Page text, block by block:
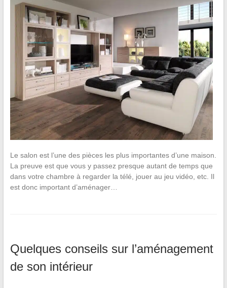
Le salon est l’une des pièces les plus importantes d’une maison.
La preuve est que vous y passez presque autant de temps que
dans votre chambre à regarder la télé, jouer au jeu vidéo, etc. Il
est donc important d’aménager…
Quelques conseils sur l’aménagement
de son intérieur